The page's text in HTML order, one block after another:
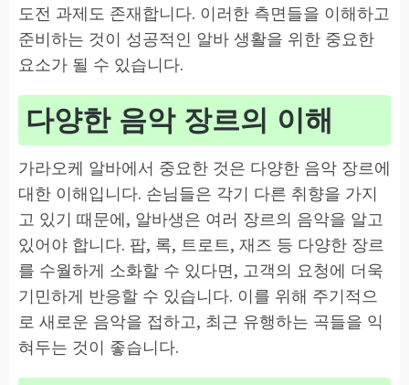
도전 과제도 존재합니다. 이러한 측면들을 이해하고
준비하는 것이 성공적인 알바 생활을 위한 중요한
요소가 될 수 있습니다.
다양한 음악 장르의 이해
가라오케 알바에서 중요한 것은 다양한 음악 장르에
대한 이해입니다. 손님들은 각기 다른 취향을 가지
고 있기 때문에, 알바생은 여러 장르의 음악을 알고
있어야 합니다. 팝, 록, 트로트, 재즈 등 다양한 장르
를 수월하게 소화할 수 있다면, 고객의 요청에 더욱
기민하게 반응할 수 있습니다. 이를 위해 주기적으
로 새로운 음악을 접하고, 최근 유행하는 곡들을 익
혀두는 것이 좋습니다.